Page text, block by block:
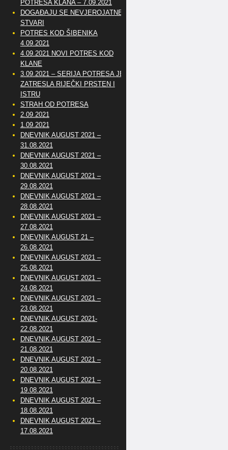
POTRESA KLANA – 7.09.2021
DOGAĐAJU SE NEVJEROJATNE
STVARI
POTRES KOD ŠIBENIKA
4.09.2021
4.09.2021 NOVI POTRES KOD
KLANE
3.09.2021 – SERIJA POTRESA JE
ZATRESLA RIJEČKI PRSTEN I
ISTRU
STRAH OD POTRESA
2.09.2021
1.09.2021
DNEVNIK AUGUST 2021 –
31.08.2021
DNEVNIK AUGUST 2021 –
30.08.2021
DNEVNIK AUGUST 2021 –
29.08.2021
DNEVNIK AUGUST 2021 –
28.08.2021
DNEVNIK AUGUST 2021 –
27.08.2021
DNEVNIK AUGUST 21 –
26.08.2021
DNEVNIK AUGUST 2021 –
25.08.2021
DNEVNIK AUGUST 2021 –
24.08.2021
DNEVNIK AUGUST 2021 –
23.08.2021
DNEVNIK AUGUST 2021-
22.08.2021
DNEVNIK AUGUST 2021 –
21.08.2021
DNEVNIK AUGUST 2021 –
20.08.2021
DNEVNIK AUGUST 2021 –
19.08.2021
DNEVNIK AUGUST 2021 –
18.08.2021
DNEVNIK AUGUST 2021 –
17.08.2021